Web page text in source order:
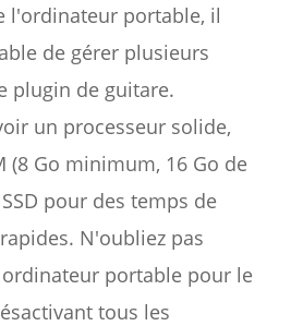
l'ordinateur portable, il
de gérer plusieurs
plugin de guitare.
un processeur solide,
(8 Go minimum, 16 Go de
pour des temps de
N'oubliez pas
portable pour le
tous les